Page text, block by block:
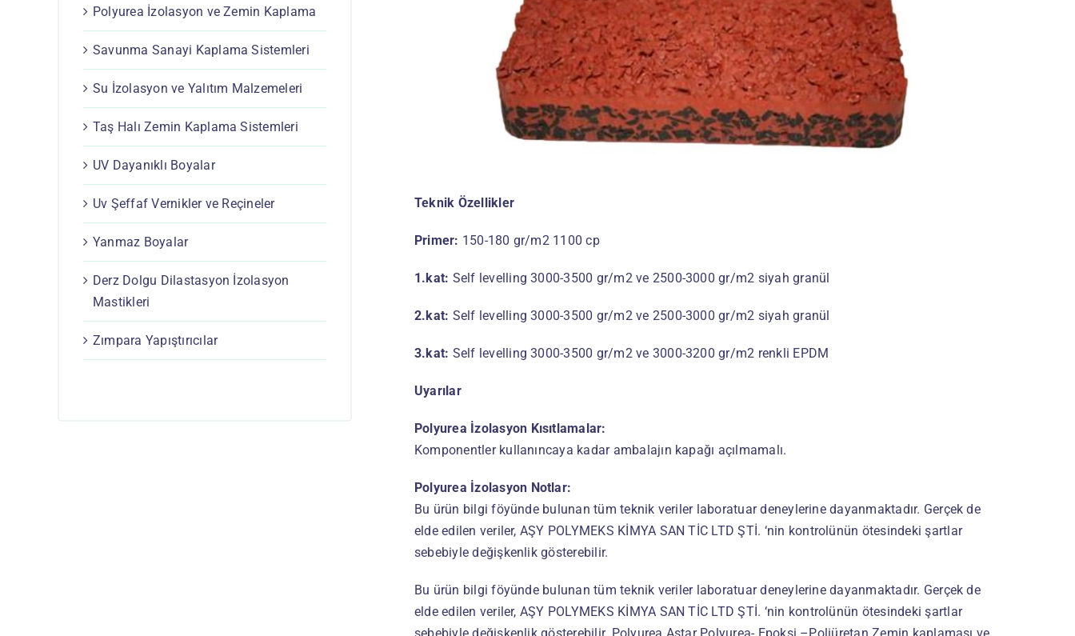
Polyurea İzolasyon ve Zemin Kaplama
Savunma Sanayi Kaplama Sistemleri
Su İzolasyon ve Yalıtım Malzemeleri
Taş Halı Zemin Kaplama Sistemleri
UV Dayanıklı Boyalar
Uv Şeffaf Vernikler ve Reçineler
Yanmaz Boyalar
Derz Dolgu Dilastasyon İzolasyon
Mastikleri
Zımpara Yapıştırıcılar
Teknik Özellikler
Primer: 150-180 gr/m2 1100 cp
1.kat: Self levelling 3000-3500 gr/m2 ve 2500-3000 gr/m2 siyah granül
2.kat: Self levelling 3000-3500 gr/m2 ve 2500-3000 gr/m2 siyah granül
3.kat: Self levelling 3000-3500 gr/m2 ve 3000-3200 gr/m2 renkli EPDM
Uyarılar
Polyurea İzolasyon Kısıtlamalar:
Komponentler kullanıncaya kadar ambalajın kapağı açılmamalı.
Polyurea İzolasyon Notlar:
Bu ürün bilgi föyünde bulunan tüm teknik veriler laboratuar deneylerine dayanmaktadır. Gerçek de
elde edilen veriler, AŞY POLYMEKS KİMYA SAN TİC LTD ŞTİ. ‘nin kontrolünün ötesindeki şartlar
sebebiyle değişkenlik gösterebilir.
Bu ürün bilgi föyünde bulunan tüm teknik veriler laboratuar deneylerine dayanmaktadır. Gerçek de
elde edilen veriler, AŞY POLYMEKS KİMYA SAN TİC LTD ŞTİ. ‘nin kontrolünün ötesindeki şartlar